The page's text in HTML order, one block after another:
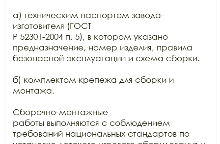
а) техническим паспортом завода-
изготовителя (ГОСТ
Р 52301-2004 п. 5), в котором указано
предназначение, номер изделия, правила
безопасной эксплуатации и схема сборки.
б) комплектом крепежа для сборки и
монтажа.
Сборочно-монтажные
работы выполняются с соблюдением
требований национальных стандартов по